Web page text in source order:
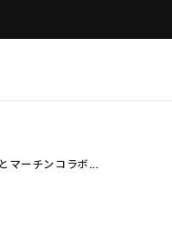
マーチンコラボ...